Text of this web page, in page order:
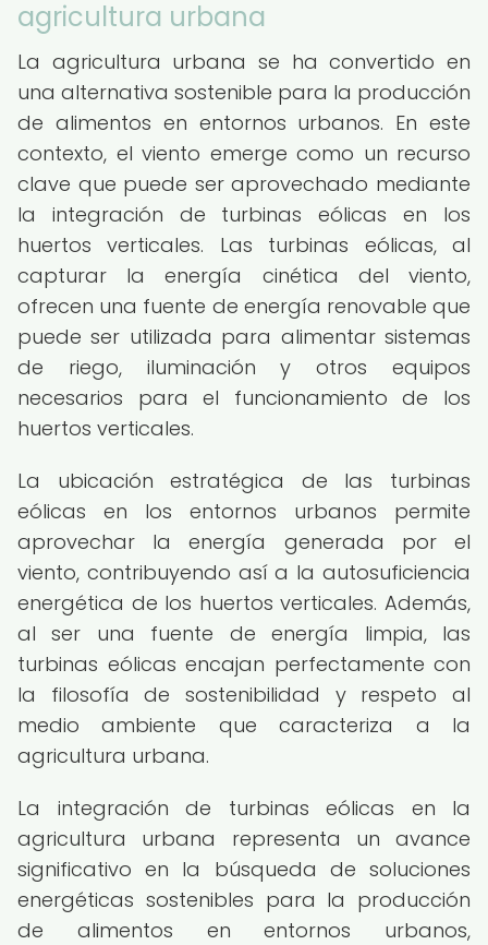
agricultura urbana
La agricultura urbana se ha convertido en
una alternativa sostenible para la producción
de alimentos en entornos urbanos. En este
contexto, el viento emerge como un recurso
clave que puede ser aprovechado mediante
la integración de turbinas eólicas en los
huertos verticales. Las turbinas eólicas, al
capturar la energía cinética del viento,
ofrecen una fuente de energía renovable que
puede ser utilizada para alimentar sistemas
de riego, iluminación y otros equipos
necesarios para el funcionamiento de los
huertos verticales.
La ubicación estratégica de las turbinas
eólicas en los entornos urbanos permite
aprovechar la energía generada por el
viento, contribuyendo así a la autosuficiencia
energética de los huertos verticales. Además,
al ser una fuente de energía limpia, las
turbinas eólicas encajan perfectamente con
la filosofía de sostenibilidad y respeto al
medio ambiente que caracteriza a la
agricultura urbana.
La integración de turbinas eólicas en la
agricultura urbana representa un avance
significativo en la búsqueda de soluciones
energéticas sostenibles para la producción
de alimentos en entornos urbanos,